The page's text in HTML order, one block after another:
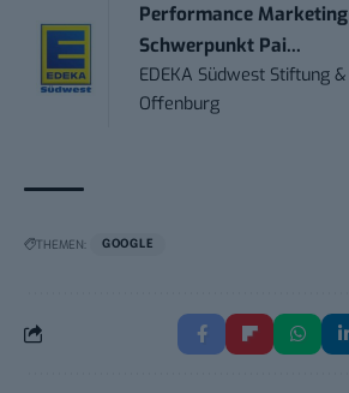
Performance
Schwerpunkt Pai...
EDEKA Südwest Stiftung &
Offenburg
THEMEN: GOOGLE